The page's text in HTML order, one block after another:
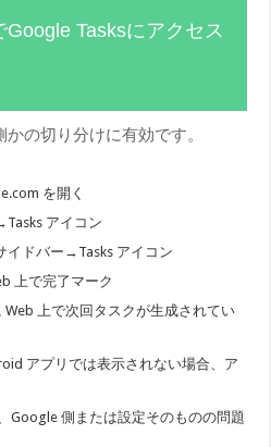
Tasksにアクセス
の切り分けに有効です。
を開く
アイコン
イドバー→Tasks アイコン
上で完了マーク
上で次回タスクが生成されてい
アプリでは表示されない場合、ア
Google 側または設定そのものの問題